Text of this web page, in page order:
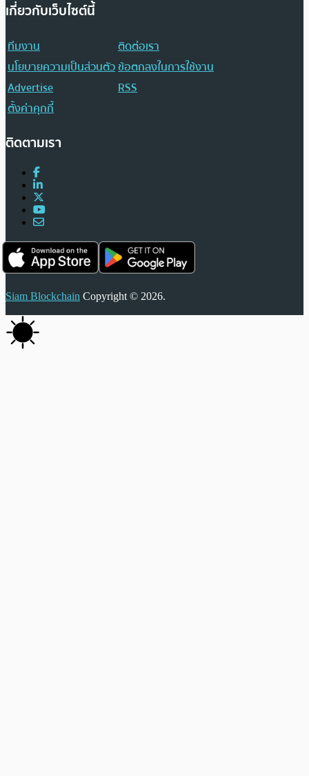
เกี่ยวกับเว็บไซต์นี้
ทีมงาน
ติดต่อเรา
นโยบายความเป็นส่วนตัวข้อตกลงในการใช้งาน
Advertise
RSS
ตั้งค่าคุกกี้
ติดตามเรา
Siam Blockchain Copyright © 2026.